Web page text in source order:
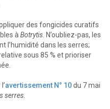
des fongicides curatifs
à Botrytis . N’oubliez-pas, les
l’humidité dans les serres;
sous 85 % et prioriser
avertissement N° 10du 7 mai
serres.